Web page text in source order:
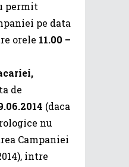
permit
pe data
orele 11.00 –
de
(daca
nu
Campaniei
intre